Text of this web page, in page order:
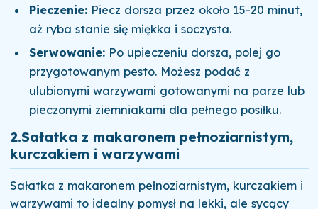
Pieczenie: Piecz dorsza przez około 15-20 minut,
aż ryba stanie się miękka i soczysta.
Serwowanie: Po upieczeniu dorsza, polej go
przygotowanym pesto. Możesz podać z
ulubionymi warzywami gotowanymi na parze lub
pieczonymi ziemniakami dla pełnego posiłku.
2.Sałatka z makaronem pełnoziarnistym,
kurczakiem i warzywami
Sałatka z makaronem pełnoziarnistym, kurczakiem i
warzywami to idealny pomysł na lekki, ale sycący